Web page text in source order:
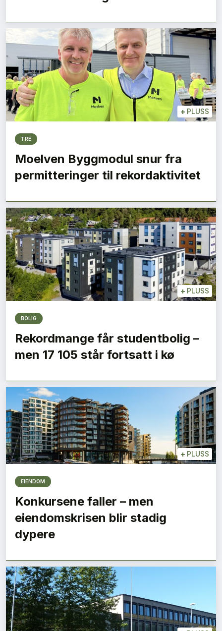
+ PLUSS
TRE
Moelven Byggmodul snur fra
permitteringer til rekordaktivitet
+ PLUSS
BOLIG
Rekordmange får studentbolig –
men 17 105 står fortsatt i kø
+ PLUSS
EIENDOM
Konkursene faller – men
eiendomskrisen blir stadig
dypere